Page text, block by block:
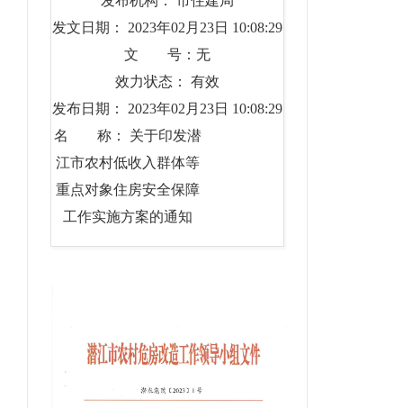
发文日期： 2023年02月23日 10:08:29
文 号：无
效力状态： 有效
发布日期： 2023年02月23日 10:08:29
名 称： 关于印发潜
江市农村低收入群体等
重点对象住房安全保障
工作实施方案的通知